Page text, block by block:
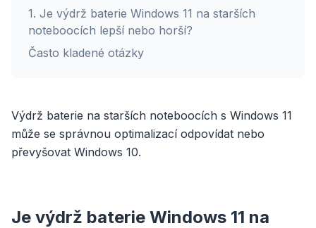
1. Je výdrž baterie Windows 11 na starších
noteboocích lepší nebo horší?
Často kladené otázky
Výdrž baterie na starších noteboocích s Windows 11
může se správnou optimalizací odpovídat nebo
převyšovat Windows 10.
Je výdrž baterie Windows 11 na